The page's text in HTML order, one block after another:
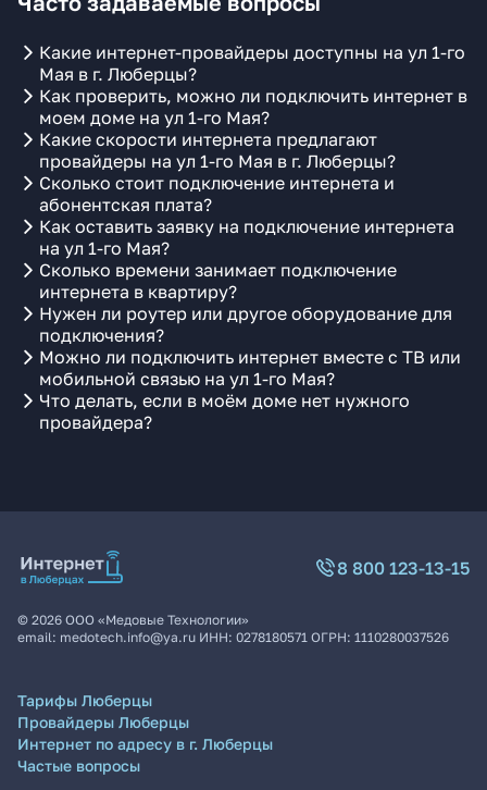
Какие интернет-провайдеры доступны на ул 1-го
Мая в г. Люберцы?
Как проверить, можно ли подключить интернет в
моем доме на ул 1-го Мая?
Какие скорости интернета предлагают
провайдеры на ул 1-го Мая в г. Люберцы?
Сколько стоит подключение интернета и
абонентская плата?
Как оставить заявку на подключение интернета
на ул 1-го Мая?
Сколько времени занимает подключение
интернета в квартиру?
Нужен ли роутер или другое оборудование для
подключения?
Можно ли подключить интернет вместе с ТВ или
мобильной связью на ул 1-го Мая?
Что делать, если в моём доме нет нужного
провайдера?
8 800 123-13-15
© 2026 ООО «Медовые Технологии»
email: medotech.info@ya.ru ИНН: 0278180571 ОГРН: 1110280037526
Тарифы Люберцы
Провайдеры Люберцы
Интернет по адресу в г. Люберцы
Частые вопросы